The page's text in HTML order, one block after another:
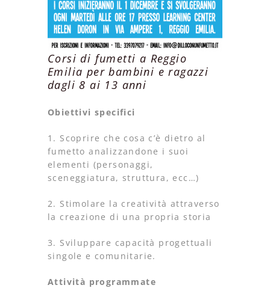
Corsi di fumetti a Reggio
Emilia per bambini e ragazzi
dagli 8 ai 13 anni
Obiettivi specifici
1. Scoprire che cosa c’è dietro al
fumetto analizzandone i suoi
elementi (personaggi,
sceneggiatura, struttura, ecc…)
2. Stimolare la creatività attraverso
la creazione di una propria storia
3. Sviluppare capacità progettuali
singole e comunitarie.
Attività programmate